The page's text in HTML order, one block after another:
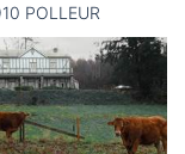
POLLEUR